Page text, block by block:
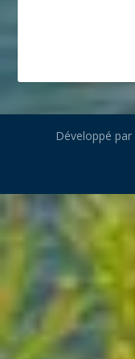
Développé par